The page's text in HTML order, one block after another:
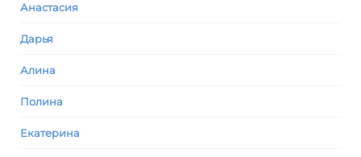
Анастасия
Дарья
Алина
Полина
Екатерина